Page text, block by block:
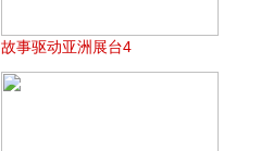
故事驱动亚洲展台4